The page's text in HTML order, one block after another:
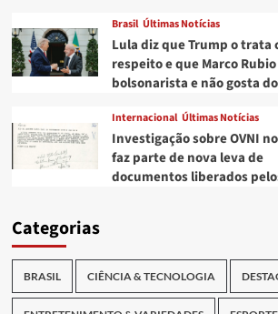
Brasil Últimas Notícias
Lula diz que Trump o trata
respeito e que Marco Rubio
bolsonarista e não gosta
Internacional Últimas Notícias
Investigação sobre OVNI
faz parte de nova leva de
documentos liberados
Categorias
BRASIL CIÊNCIA & TECNOLOGIA